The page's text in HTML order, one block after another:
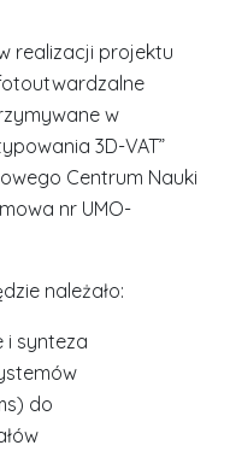
realizacji projektu
w
3D-VAT”
Centrum Nauki
nr UMO-
należało:
i synteza
do